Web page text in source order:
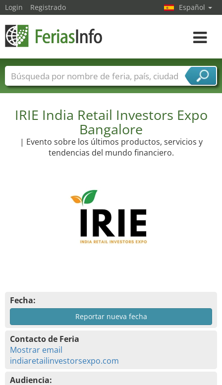
IRIE India Retail Investors Expo
Bangalore
| Evento sobre los últimos productos, servicios y
tendencias del mundo financiero.
Fecha:
Reportar nueva fecha
Contacto de Feria
Mostrar email
indiaretailinvestorsexpo.com
Audiencia:
Login Registrado Español
toggle
Nombres de ferias Países
Ciudades
Sectores de proveedor de servicios